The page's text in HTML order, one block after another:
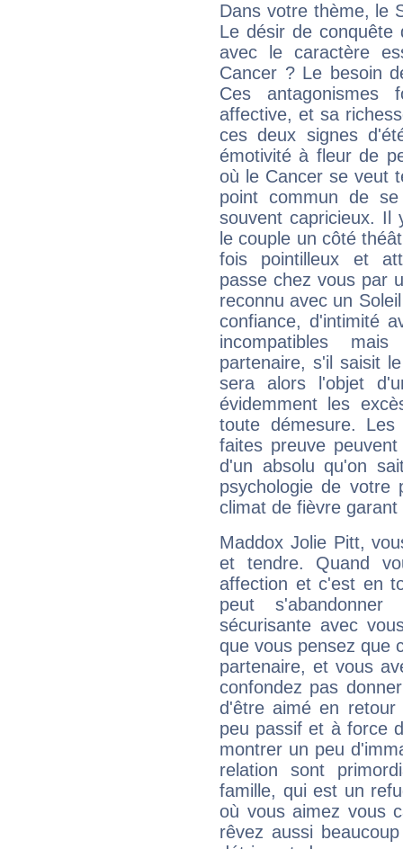
Dans votre thème, le
Le désir de conquête
avec le caractère
Cancer ? Le besoin
Ces
affective, et sa
ces deux signes
émotivité à fleur de
où le Cancer se veut
point commun de
souvent capricieux. Il
le couple un côté
fois pointilleux et
passe chez vous par
reconnu avec un
confiance, d'intimité
incompatibles
partenaire, s'il saisit
sera alors l'objet
évidemment les
toute démesure. Les
faites preuve
d'un absolu qu'on
psychologie de votre
climat de fièvre
Maddox Jolie Pitt,
et tendre. Quand
affection et c'est en
peut
sécurisante avec
que vous pensez que
partenaire, et vous
confondez pas
d'être aimé en
peu passif et à force
montrer un peu
relation sont
famille, qui est un
où vous aimez vous
rêvez aussi